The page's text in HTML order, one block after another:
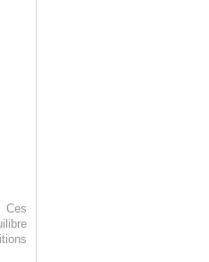
Ces